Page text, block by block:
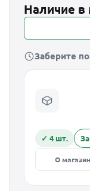
Наличие в
Заберите
✓ 4 шт.
О